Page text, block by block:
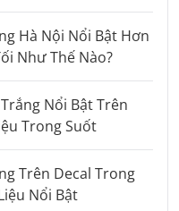
Hà Nội Nổi Bật Hơn
Như Thế Nào?
Nổi Bật Trên
Trong Suốt
Trên Decal Trong
Nổi Bật